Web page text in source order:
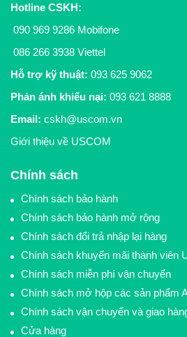
Hotline CSKH:
090 969 9286 Mobifone
086 266 3938 Viettel
Hỗ trợ kỹ thuật: 093 625 9062
Phản ánh khiếu nại: 093 621 8888
Email: cskh@uscom.vn
Giới thiệu về USCOM
Chính sách
Chính sách bảo hành
Chính sách bảo hành mở rộng
Chính sách đổi trả nhập lại hàng
Chính sách khuyến mãi thành viên
Chính sách miễn phí vận chuyển
Chính sách mở hộp các sản phẩm
Chính sách vận chuyển và giao
Cửa hàng